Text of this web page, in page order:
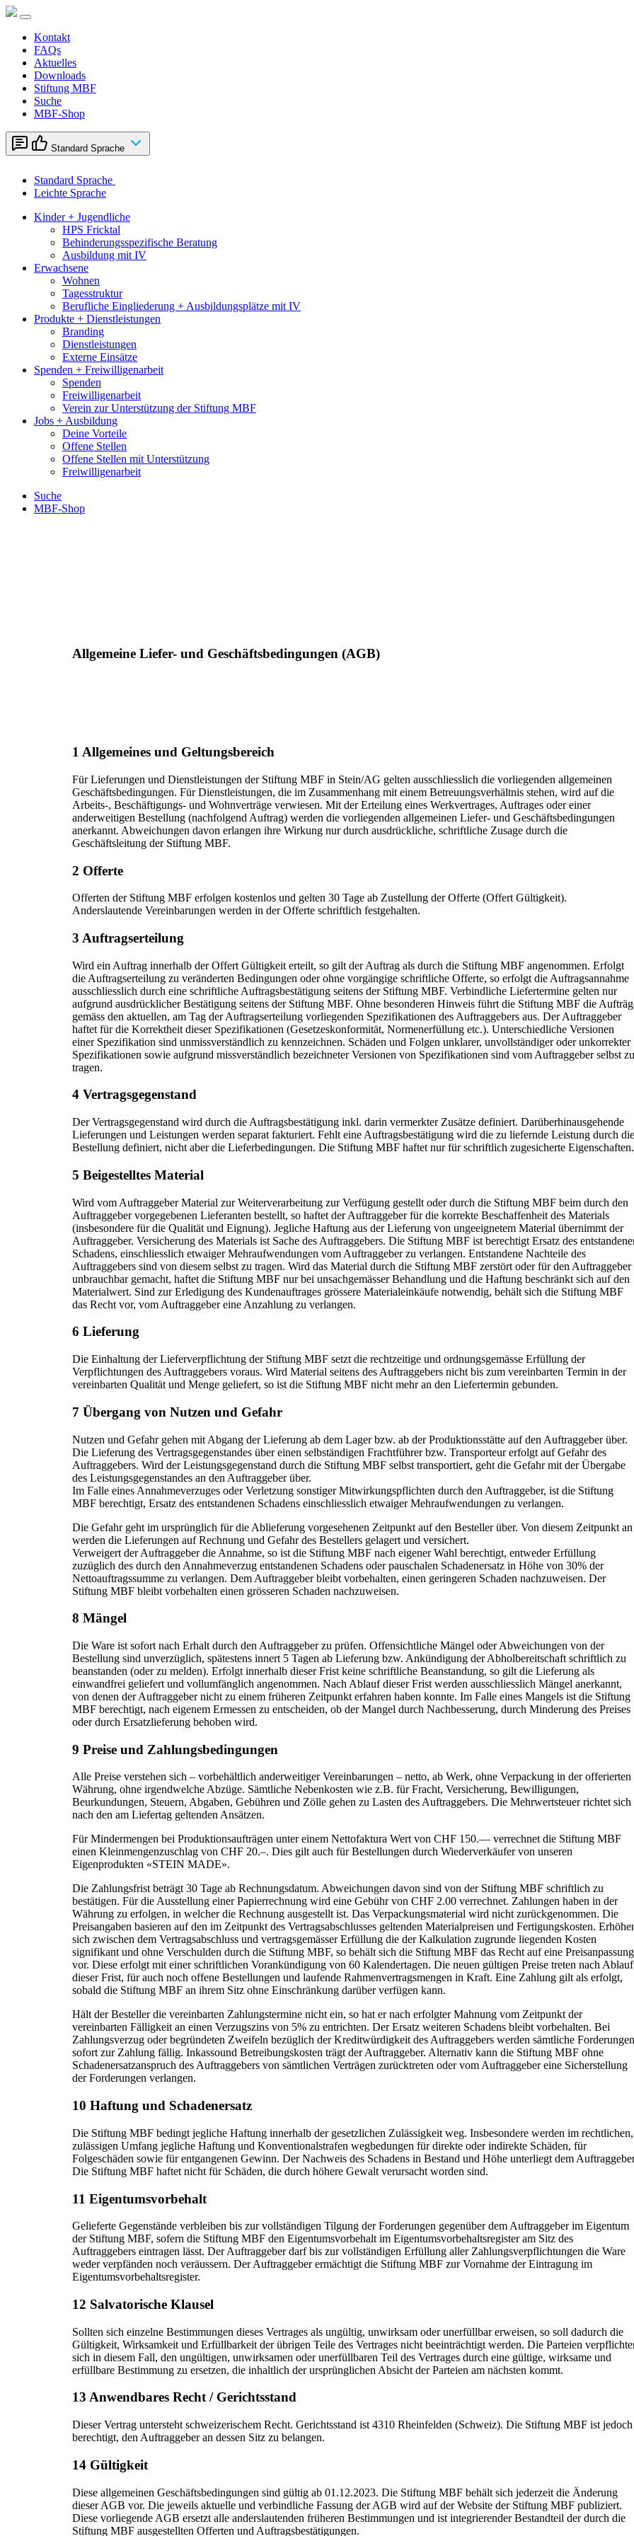
Zum
springenKontakt
FAQs
Aktuelles
Downloads
Stiftung MBF
Suche
MBF-Shop
Standard Sprache
Standard Sprache
Leichte Sprache
Kinder + Jugendliche
HPS Fricktal
Behinderungsspezifische Beratung
Ausbildung mit IV
Erwachsene
Wohnen
Tagesstruktur
Berufliche Eingliederung + Ausbildungsplätze mit IV
Produkte + Dienstleistungen
Branding
Dienstleistungen
Externe Einsätze
Spenden + Freiwilligenarbeit
Spenden
Freiwilligenarbeit
Verein zur Unterstützung der Stiftung MBF
Jobs + Ausbildung
Deine Vorteile
Offene Stellen
Offene Stellen mit Unterstützung
Freiwilligenarbeit
Suche
MBF-Shop
Allgemeine Liefer- und Geschäftsbedingungen (AGB)
1 Allgemeines und Geltungsbereich
Für Lieferungen und Dienstleistungen der Stiftung MBF in Stein/AG gelten ausschliesslich die vorliegenden allgemeinen
Geschäftsbedingungen. Für Dienstleistungen, die im Zusammenhang mit einem Betreuungsverhältnis stehen, wird auf die
Arbeits-, Beschäftigungs- und Wohnverträge verwiesen. Mit der Erteilung eines Werkvertrages, Auftrages oder einer
anderweitigen Bestellung (nachfolgend Auftrag) werden die vorliegenden allgemeinen Liefer- und Geschäftsbedingungen
anerkannt. Abweichungen davon erlangen ihre Wirkung nur durch ausdrückliche, schriftliche Zusage durch die
Geschäftsleitung der Stiftung MBF.
2 Offerte
Offerten der Stiftung MBF erfolgen kostenlos und gelten 30 Tage ab Zustellung der Offerte (Offert Gültigkeit).
Anderslautende Vereinbarungen werden in der Offerte schriftlich festgehalten.
3 Auftragserteilung
Wird ein Auftrag innerhalb der Offert Gültigkeit erteilt, so gilt der Auftrag als durch die Stiftung MBF angenommen. Erfolgt
die Auftragserteilung zu veränderten Bedingungen oder ohne vorgängige schriftliche Offerte, so erfolgt die Auftragsannahme
ausschliesslich durch eine schriftliche Auftragsbestätigung seitens der Stiftung MBF. Verbindliche Liefertermine gelten nur
aufgrund ausdrücklicher Bestätigung seitens der Stiftung MBF. Ohne besonderen Hinweis führt die Stiftung MBF die
gemäss den aktuellen, am Tag der Auftragserteilung vorliegenden Spezifikationen des Auftraggebers aus. Der Auftraggeber
haftet für die Korrektheit dieser Spezifikationen (Gesetzeskonformität, Normenerfüllung etc.). Unterschiedliche Versionen
einer Spezifikation sind unmissverständlich zu kennzeichnen. Schäden und Folgen unklarer, unvollständiger oder unkorrekter
Spezifikationen sowie aufgrund missverständlich bezeichneter Versionen von Spezifikationen sind vom Auftraggeber selbst zu
tragen.
4 Vertragsgegenstand
Der Vertragsgegenstand wird durch die Auftragsbestätigung inkl. darin vermerkter Zusätze definiert. Darüberhinausgehende
Lieferungen und Leistungen werden separat fakturiert. Fehlt eine Auftragsbestätigung wird die zu liefernde Leistung durch die
Bestellung definiert, nicht aber die Lieferbedingungen. Die Stiftung MBF haftet nur für schriftlich zugesicherte Eigenschaften.
5 Beigestelltes Material
Wird vom Auftraggeber Material zur Weiterverarbeitung zur Verfügung gestellt oder durch die Stiftung MBF beim durch den
Auftraggeber vorgegebenen Lieferanten bestellt, so haftet der Auftraggeber für die korrekte Beschaffenheit des Materials
(insbesondere für die Qualität und Eignung). Jegliche Haftung aus der Lieferung von ungeeignetem Material übernimmt der
Auftraggeber. Versicherung des Materials ist Sache des Auftraggebers. Die Stiftung MBF ist berechtigt Ersatz des
Schadens, einschliesslich etwaiger Mehraufwendungen vom Auftraggeber zu verlangen. Entstandene Nachteile des
Auftraggebers sind von diesem selbst zu tragen. Wird das Material durch die Stiftung MBF zerstört oder für den Auftraggeber
unbrauchbar gemacht, haftet die Stiftung MBF nur bei unsachgemässer Behandlung und die Haftung beschränkt sich auf den
Materialwert. Sind zur Erledigung des Kundenauftrages grössere Materialeinkäufe notwendig, behält sich die Stiftung MBF
das Recht vor, vom Auftraggeber eine Anzahlung zu verlangen.
6 Lieferung
Die Einhaltung der Lieferverpflichtung der Stiftung MBF setzt die rechtzeitige und ordnungsgemässe Erfüllung der
Verpflichtungen des Auftraggebers voraus. Wird Material seitens des Auftraggebers nicht bis zum vereinbarten Termin in der
vereinbarten Qualität und Menge geliefert, so ist die Stiftung MBF nicht mehr an den Liefertermin gebunden.
7 Übergang von Nutzen und Gefahr
Nutzen und Gefahr gehen mit Abgang der Lieferung ab dem Lager bzw. ab der Produktionsstätte auf den Auftraggeber über.
Die Lieferung des Vertragsgegenstandes über einen selbständigen Frachtführer bzw. Transporteur erfolgt auf Gefahr des
Auftraggebers. Wird der Leistungsgegenstand durch die Stiftung MBF selbst transportiert, geht die Gefahr mit der Übergabe
des Leistungsgegenstandes an den Auftraggeber über.
Im Falle eines Annahmeverzuges oder Verletzung sonstiger Mitwirkungspflichten durch den Auftraggeber, ist die Stiftung
MBF berechtigt, Ersatz des entstandenen Schadens einschliesslich etwaiger Mehraufwendungen zu verlangen.
Die Gefahr geht im ursprünglich für die Ablieferung vorgesehenen Zeitpunkt auf den Besteller über. Von diesem Zeitpunkt an
werden die Lieferungen auf Rechnung und Gefahr des Bestellers gelagert und versichert.
Verweigert der Auftraggeber die Annahme, so ist die Stiftung MBF nach eigener Wahl berechtigt, entweder Erfüllung
zuzüglich des durch den Annahmeverzug entstandenen Schadens oder pauschalen Schadenersatz in Höhe von 30% der
Nettoauftragssumme zu verlangen. Dem Auftraggeber bleibt vorbehalten, einen geringeren Schaden nachzuweisen. Der
Stiftung MBF bleibt vorbehalten einen grösseren Schaden nachzuweisen.
8 Mängel
Die Ware ist sofort nach Erhalt durch den Auftraggeber zu prüfen. Offensichtliche Mängel oder Abweichungen von der
Bestellung sind unverzüglich, spätestens innert 5 Tagen ab Lieferung bzw. Ankündigung der Abholbereitschaft schriftlich zu
beanstanden (oder zu melden). Erfolgt innerhalb dieser Frist keine schriftliche Beanstandung, so gilt die Lieferung als
einwandfrei geliefert und vollumfänglich angenommen. Nach Ablauf dieser Frist werden ausschliesslich Mängel anerkannt,
von denen der Auftraggeber nicht zu einem früheren Zeitpunkt erfahren haben konnte. Im Falle eines Mangels ist die Stiftung
MBF berechtigt, nach eigenem Ermessen zu entscheiden, ob der Mangel durch Nachbesserung, durch Minderung des Preises
oder durch Ersatzlieferung behoben wird.
9 Preise und Zahlungsbedingungen
Alle Preise verstehen sich – vorbehältlich anderweitiger Vereinbarungen – netto, ab Werk, ohne Verpackung in der offerierten
Währung, ohne irgendwelche Abzüge. Sämtliche Nebenkosten wie z.B. für Fracht, Versicherung, Bewilligungen,
Beurkundungen, Steuern, Abgaben, Gebühren und Zölle gehen zu Lasten des Auftraggebers. Die Mehrwertsteuer richtet sich
nach den am Liefertag geltenden Ansätzen.
Für Mindermengen bei Produktionsaufträgen unter einem Nettofaktura Wert von CHF 150.— verrechnet die Stiftung MBF
einen Kleinmengenzuschlag von CHF 20.–. Dies gilt auch für Bestellungen durch Wiederverkäufer von unseren
Eigenprodukten «STEIN MADE».
Die Zahlungsfrist beträgt 30 Tage ab Rechnungsdatum. Abweichungen davon sind von der Stiftung MBF schriftlich zu
bestätigen. Für die Ausstellung einer Papierrechnung wird eine Gebühr von CHF 2.00 verrechnet. Zahlungen haben in der
Währung zu erfolgen, in welcher die Rechnung ausgestellt ist. Das Verpackungsmaterial wird nicht zurückgenommen. Die
Preisangaben basieren auf den im Zeitpunkt des Vertragsabschlusses geltenden Materialpreisen und Fertigungskosten.
sich zwischen dem Vertragsabschluss und vertragsgemässer Erfüllung die der Kalkulation zugrunde liegenden Kosten
signifikant und ohne Verschulden durch die Stiftung MBF, so behält sich die Stiftung MBF das Recht auf eine Preisanpassung
vor. Diese erfolgt mit einer schriftlichen Vorankündigung von 60 Kalendertagen. Die neuen gültigen Preise treten nach Ablauf
dieser Frist, für auch noch offene Bestellungen und laufende Rahmenvertragsmengen in Kraft. Eine Zahlung gilt als erfolgt,
sobald die Stiftung MBF an ihrem Sitz ohne Einschränkung darüber verfügen kann.
Hält der Besteller die vereinbarten Zahlungstermine nicht ein, so hat er nach erfolgter Mahnung vom Zeitpunkt der
vereinbarten Fälligkeit an einen Verzugszins von 5% zu entrichten. Der Ersatz weiteren Schadens bleibt vorbehalten. Bei
Zahlungsverzug oder begründeten Zweifeln bezüglich der Kreditwürdigkeit des Auftraggebers werden sämtliche Forderungen
sofort zur Zahlung fällig. Inkassound Betreibungskosten trägt der Auftraggeber. Alternativ kann die Stiftung MBF ohne
Schadenersatzanspruch des Auftraggebers von sämtlichen Verträgen zurücktreten oder vom Auftraggeber eine Sicherstellung
der Forderungen verlangen.
10 Haftung und Schadenersatz
Die Stiftung MBF bedingt jegliche Haftung innerhalb der gesetzlichen Zulässigkeit weg. Insbesondere werden im rechtlichen,
zulässigen Umfang jegliche Haftung und Konventionalstrafen wegbedungen für direkte oder indirekte Schäden, für
Folgeschäden sowie für entgangenen Gewinn. Der Nachweis des Schadens in Bestand und Höhe unterliegt dem
Die Stiftung MBF haftet nicht für Schäden, die durch höhere Gewalt verursacht worden sind.
11 Eigentumsvorbehalt
Gelieferte Gegenstände verbleiben bis zur vollständigen Tilgung der Forderungen gegenüber dem Auftraggeber im Eigentum
der Stiftung MBF, sofern die Stiftung MBF den Eigentumsvorbehalt im Eigentumsvorbehaltsregister am Sitz des
Auftraggebers eintragen lässt. Der Auftraggeber darf bis zur vollständigen Erfüllung aller Zahlungsverpflichtungen die Ware
weder verpfänden noch veräussern. Der Auftraggeber ermächtigt die Stiftung MBF zur Vornahme der Eintragung im
Eigentumsvorbehaltsregister.
12 Salvatorische Klausel
Sollten sich einzelne Bestimmungen dieses Vertrages als ungültig, unwirksam oder unerfüllbar erweisen, so soll dadurch die
Gültigkeit, Wirksamkeit und Erfüllbarkeit der übrigen Teile des Vertrages nicht beeinträchtigt werden. Die Parteien
sich in diesem Fall, den ungültigen, unwirksamen oder unerfüllbaren Teil des Vertrages durch eine gültige, wirksame und
erfüllbare Bestimmung zu ersetzen, die inhaltlich der ursprünglichen Absicht der Parteien am nächsten kommt.
13 Anwendbares Recht / Gerichtsstand
Dieser Vertrag untersteht schweizerischem Recht. Gerichtsstand ist 4310 Rheinfelden (Schweiz). Die Stiftung MBF ist jedoch
berechtigt, den Auftraggeber an dessen Sitz zu belangen.
14 Gültigkeit
Diese allgemeinen Geschäftsbedingungen sind gültig ab 01.12.2023. Die Stiftung MBF behält sich jederzeit die Änderung
dieser AGB vor. Die jeweils aktuelle und verbindliche Fassung der AGB wird auf der Website der Stiftung MBF publiziert.
Diese vorliegende AGB ersetzt alle anderslautenden früheren Bestimmungen und ist integrierender Bestandteil der durch die
Stiftung MBF ausgestellten Offerten und Auftragsbestätigungen.